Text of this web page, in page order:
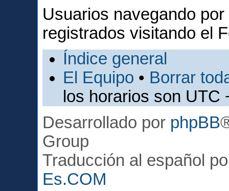
Usuarios navegando
registrados visitando el
Índice general
El Equipo • Borrar
los horarios son UTC
Desarrollado por phpBB
Group
Traducción al español
Es.COM